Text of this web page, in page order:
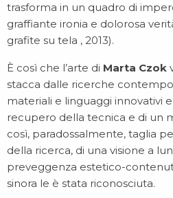
trasforma in un quadro di
graffiante ironia e dolorosa
grafite su tela , 2013).
È così che l’arte di Marta Czok
stacca dalle ricerche
materiali e linguaggi innovativi
recupero della tecnica e di un
così, paradossalmente, taglia
della ricerca, di una visione a
preveggenza estetico-
sinora le è stata riconosciuta.